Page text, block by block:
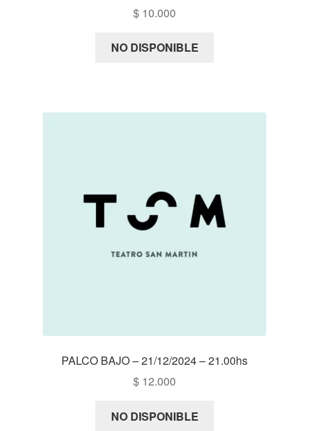
$ 10.000
NO DISPONIBLE
PALCO BAJO – 21/12/2024 – 21.00hs
$ 12.000
NO DISPONIBLE